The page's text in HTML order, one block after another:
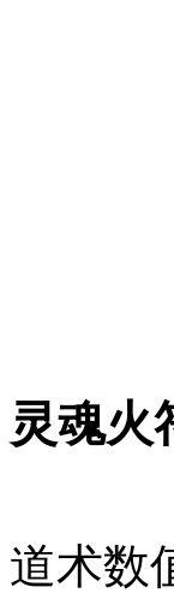
灵魂火
道术数